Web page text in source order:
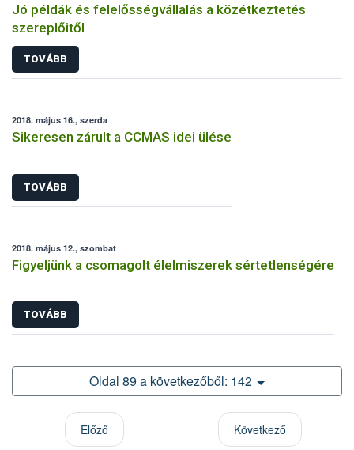
Jó példák és felelősségvállalás a közétkeztetés
szereplőitől
TOVÁBB
2018. május 16., szerda
Sikeresen zárult a CCMAS idei ülése
TOVÁBB
2018. május 12., szombat
Figyeljünk a csomagolt élelmiszerek sértetlenségére
TOVÁBB
Oldal 89 a következőből: 142
Előző
Következő